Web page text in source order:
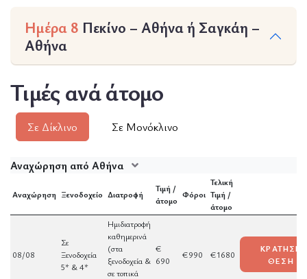
Ημέρα 8 Πεκίνο – Αθήνα ή Σαγκάη –
Αθήνα
Τιμές ανά άτομο
Σε Δίκλινο Σε Μονόκλινο
Αναχώρηση από Αθήνα
Αναχώρηση Ξενοδοχείο Διατροφή
Τιμή /
άτομο
Φόροι
Τελική
Τιμή /
άτομο
08/08
Σε
Ξενοδοχεία
5* & 4*
Ημιδιατροφή
καθημερινά
(στα
ξενοδοχεία &
σε τοπικά
€
690
€990 €1680
ΚΡΑΤΗΣΕ
ΘΕΣΗ